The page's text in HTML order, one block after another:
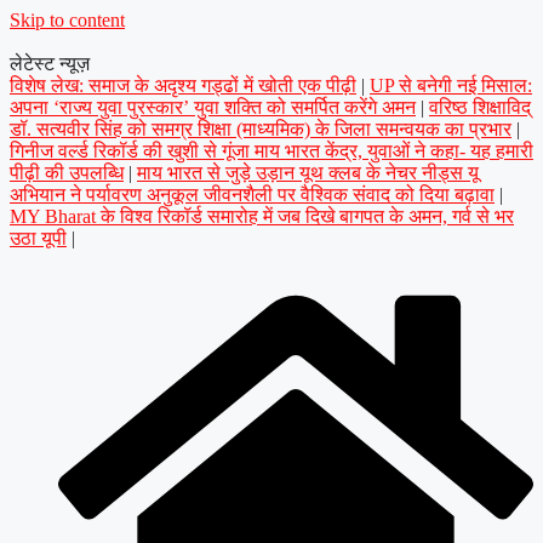
Skip to content
लेटेस्ट न्यूज़
विशेष लेख: समाज के अदृश्य गड्ढों में खोती एक पीढ़ी | UP से बनेगी नई मिसाल:
अपना ‘राज्य युवा पुरस्कार’ युवा शक्ति को समर्पित करेंगे अमन | वरिष्ठ शिक्षाविद्
डॉ. सत्यवीर सिंह को समग्र शिक्षा (माध्यमिक) के जिला समन्वयक का प्रभार |
गिनीज वर्ल्ड रिकॉर्ड की खुशी से गूंजा माय भारत केंद्र, युवाओं ने कहा- यह हमारी
पीढ़ी की उपलब्धि | माय भारत से जुड़े उड़ान यूथ क्लब के नेचर नीड्स यू
अभियान ने पर्यावरण अनुकूल जीवनशैली पर वैश्विक संवाद को दिया बढ़ावा |
MY Bharat के विश्व रिकॉर्ड समारोह में जब दिखे बागपत के अमन, गर्व से भर
उठा यूपी |